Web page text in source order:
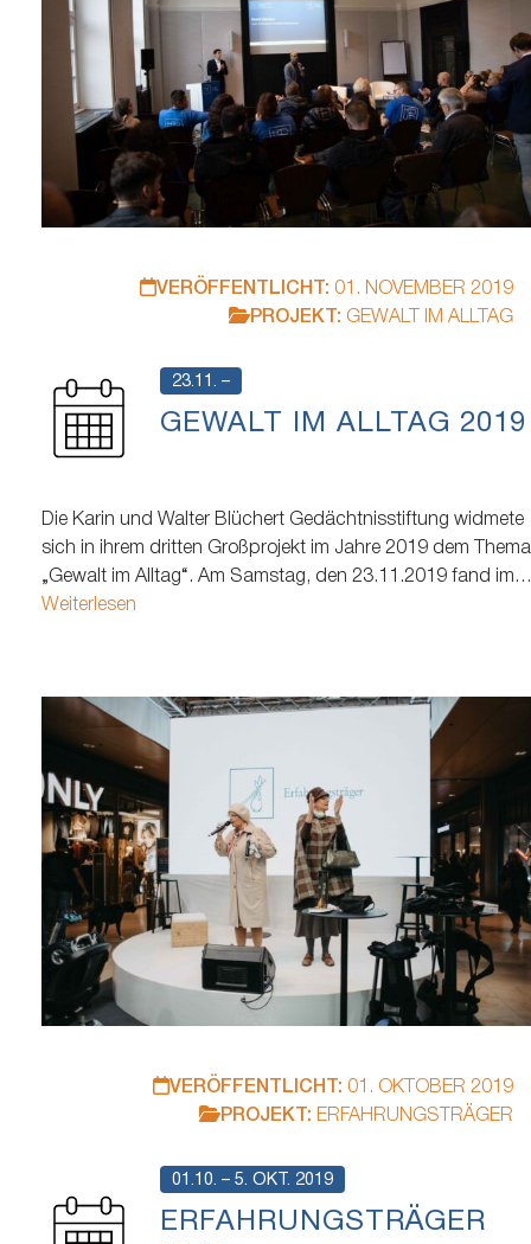
VERÖFFENTLICHT: 01. NOVEMBER 2019
PROJEKT: GEWALT IM ALLTAG
GEWALT IM ALLTAG 2019
23.11. –
Die Karin und Walter Blüchert Gedächtnisstiftung widmete
sich in ihrem dritten Großprojekt im Jahre 2019 dem Thema
„Gewalt im Alltag“. Am Samstag, den 23.11.2019 fand im
Museum für Hamburgische Geschichte das erste offene
Weiterlesen
VERÖFFENTLICHT: 01. OKTOBER 2019
PROJEKT: ERFAHRUNGSTRÄGER
ERFAHRUNGSTRÄGER
01.10. – 5. OKT. 2019